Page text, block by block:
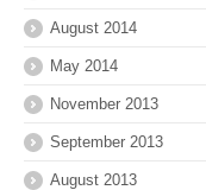
August 2014
May 2014
November 2013
September 2013
August 2013